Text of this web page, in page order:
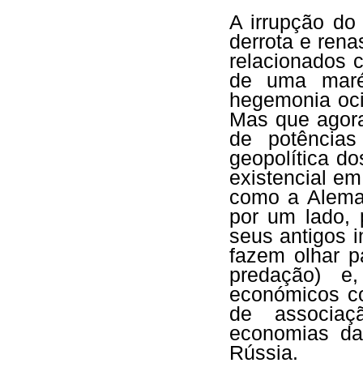
A irrupção
derrota e
relacionados
de uma
hegemonia
Mas que
de
geopolítica
existencial
como a
por um lado,
seus antigos
fazem olhar
predação)
económicos
de
economias
Rússia.